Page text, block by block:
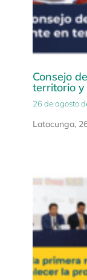
Consejo
territorio y
26 de agosto
Latacunga,